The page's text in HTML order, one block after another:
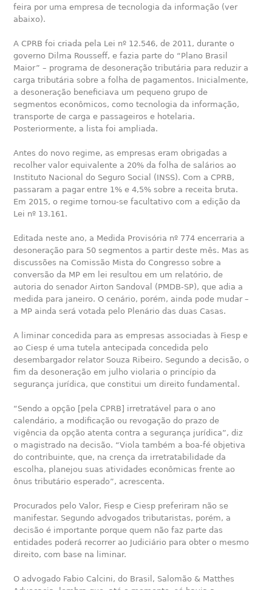
feira por uma empresa de tecnologia da informação (ver
abaixo).
A CPRB foi criada pela Lei nº 12.546, de 2011, durante o
governo Dilma Rousseff, e fazia parte do “Plano Brasil
Maior” – programa de desoneração tributária para reduzir a
carga tributária sobre a folha de pagamentos. Inicialmente,
a desoneração beneficiava um pequeno grupo de
segmentos econômicos, como tecnologia da informação,
transporte de carga e passageiros e hotelaria.
Posteriormente, a lista foi ampliada.
Antes do novo regime, as empresas eram obrigadas a
recolher valor equivalente a 20% da folha de salários ao
Instituto Nacional do Seguro Social (INSS). Com a CPRB,
passaram a pagar entre 1% e 4,5% sobre a receita bruta.
Em 2015, o regime tornou-se facultativo com a edição da
Lei nº 13.161.
Editada neste ano, a Medida Provisória nº 774 encerraria a
desoneração para 50 segmentos a partir deste mês. Mas as
discussões na Comissão Mista do Congresso sobre a
conversão da MP em lei resultou em um relatório, de
autoria do senador Airton Sandoval (PMDB-SP), que adia a
medida para janeiro. O cenário, porém, ainda pode mudar –
a MP ainda será votada pelo Plenário das duas Casas.
A liminar concedida para as empresas associadas à Fiesp e
ao Ciesp é uma tutela antecipada concedida pelo
desembargador relator Souza Ribeiro. Segundo a decisão, o
fim da desoneração em julho violaria o princípio da
segurança jurídica, que constitui um direito fundamental.
“Sendo a opção [pela CPRB] irretratável para o ano
calendário, a modificação ou revogação do prazo de
vigência da opção atenta contra a segurança jurídica”, diz
o magistrado na decisão. “Viola também a boa-fé objetiva
do contribuinte, que, na crença da irretratabilidade da
escolha, planejou suas atividades econômicas frente ao
ônus tributário esperado”, acrescenta.
Procurados pelo Valor, Fiesp e Ciesp preferiram não se
manifestar. Segundo advogados tributaristas, porém, a
decisão é importante porque quem não faz parte das
entidades poderá recorrer ao Judiciário para obter o mesmo
direito, com base na liminar.
O advogado Fabio Calcini, do Brasil, Salomão & Matthes